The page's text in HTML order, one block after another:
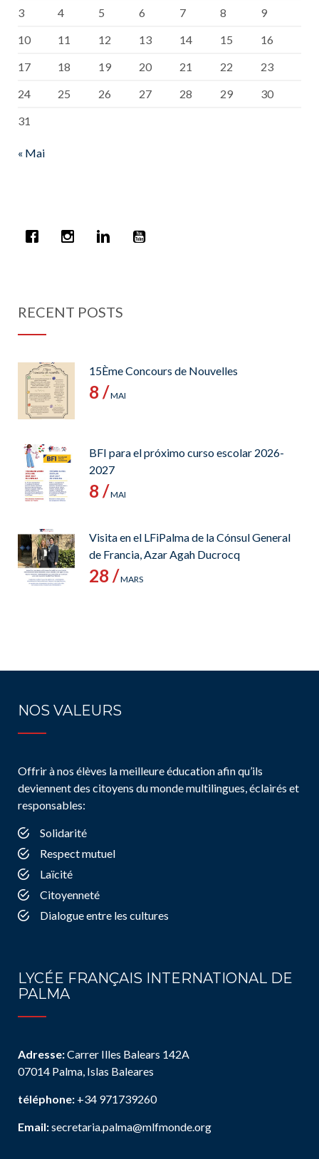
3
4 5 6 7 8
9
10
11 12 13 14 15
16
17
18 19 20 21 22
23
24
25 26 27 28 29
30
31
« Mai
RECENT POSTS
15Ème Concours de Nouvelles
8 /MAI
BFI para el próximo curso escolar 2026-
2027
8 /MAI
Visita en el LFiPalma de la Cónsul General
de Francia, Azar Agah Ducrocq
28 /MARS
NOS VALEURS
Offrir à nos élèves la meilleure éducation afin qu’ils
deviennent des citoyens du monde multilingues, éclairés et
responsables:
Solidarité
Respect mutuel
Laïcité
Citoyenneté
Dialogue entre les cultures
LYCÉE FRANÇAIS INTERNATIONAL DE
PALMA
Adresse:Carrer Illes Balears 142A
07014 Palma, Islas Baleares
téléphone: +34 971739260
Email:secretaria.palma@mlfmonde.org